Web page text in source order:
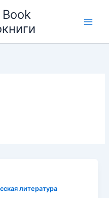
литература